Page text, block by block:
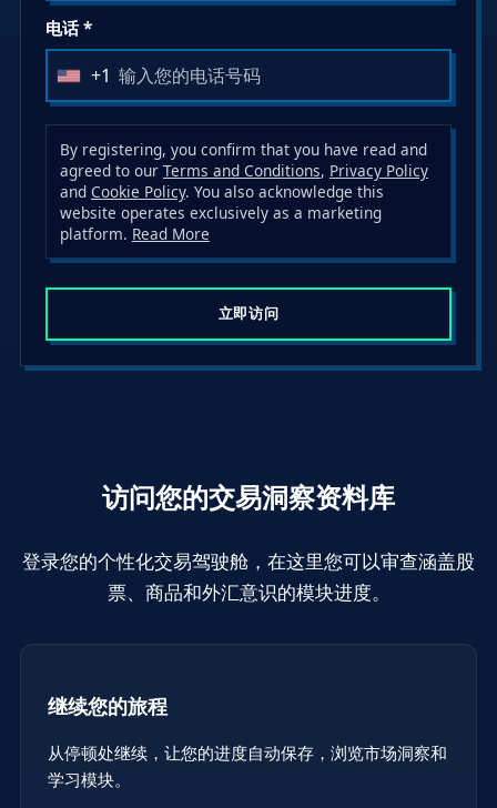
电话 *
U
n
i
t
e
d
S
t
t
+1
By registering, you confirm that you have read and
agreed to our Terms and Conditions, Privacy Policy
and Cookie Policy. You also acknowledge this
website operates exclusively as a marketing
platform. Read More
立即访问
访问您的交易洞察资料库
登录您的个性化交易驾驶舱，在这里您可以审查涵盖股
票、商品和外汇意识的模块进度。
继续您的旅程
从停顿处继续，让您的进度自动保存，浏览市场洞察和
学习模块。